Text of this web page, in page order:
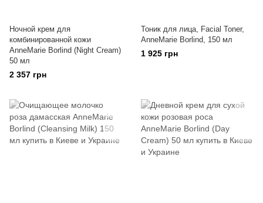
Ночной крем для
комбинированной кожи
AnneMarie Borlind (Night Cream)
50 мл
2 357 грн
Тоник для лица, Facial Toner,
AnneMarie Borlind, 150 мл
1 925 грн